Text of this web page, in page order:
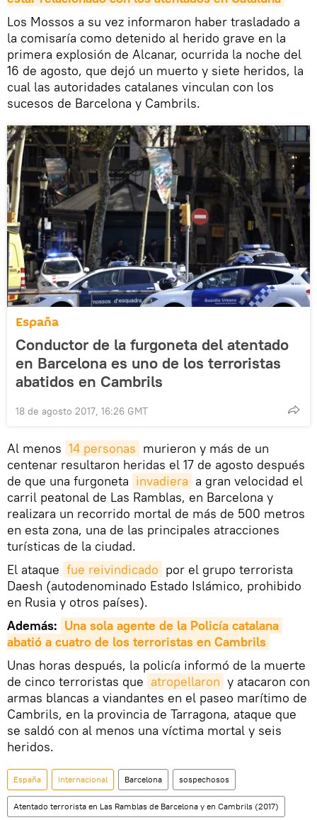
Los Mossos a su vez informaron haber trasladado a
la comisaría como detenido al herido grave en la
primera explosión de Alcanar, ocurrida la noche del
16 de agosto, que dejó un muerto y siete heridos, la
cual las autoridades catalanes vinculan con los
sucesos de Barcelona y Cambrils.
España
Conductor de la furgoneta del atentado
en Barcelona es uno de los terroristas
abatidos en Cambrils
18 de agosto 2017, 16:26 GMT
Al menos 14 personas murieron y más de un
centenar resultaron heridas el 17 de agosto después
de que una furgoneta invadiera a gran velocidad el
carril peatonal de Las Ramblas, en Barcelona y
realizara un recorrido mortal de más de 500 metros
en esta zona, una de las principales atracciones
turísticas de la ciudad.
El ataque fue reivindicado por el grupo terrorista
Daesh (autodenominado Estado Islámico, prohibido
en Rusia y otros países).
Además: Una sola agente de la Policía catalana
abatió a cuatro de los terroristas en Cambrils
Unas horas después, la policía informó de la muerte
de cinco terroristas que atropellaron y atacaron con
armas blancas a viandantes en el paseo marítimo de
Cambrils, en la provincia de Tarragona, ataque que
se saldó con al menos una víctima mortal y seis
heridos.
España Internacional Barcelona sospechosos
Atentado terrorista en Las Ramblas de Barcelona y en Cambrils (2017)